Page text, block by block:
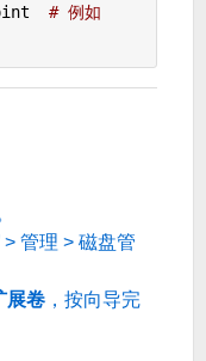
# 例如
> 管理 > 磁盘管
展卷 ，按向导完